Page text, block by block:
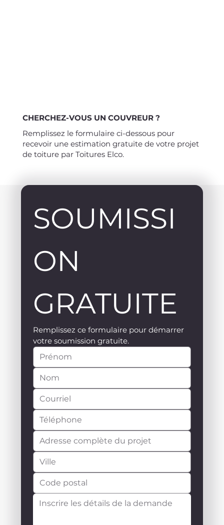
CHERCHEZ-VOUS UN COUVREUR ?
Remplissez le formulaire ci-dessous pour
recevoir une estimation gratuite de votre projet
de toiture par Toitures Elco.
SOUMISSI
ON
GRATUITE
Remplissez ce formulaire pour démarrer
votre soumission gratuite.